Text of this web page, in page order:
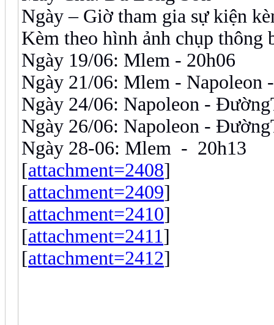
Ngày – Giờ tham gia sự kiện
Kèm theo hình ảnh chụp thông
Ngày 19/06: Mlem - 20h06
Ngày 21/06: Mlem - Napoleon
Ngày 24/06: Napoleon -
Ngày 26/06: Napoleon -
Ngày 28-06: Mlem - 20h13
[attachment=2408]
[attachment=2409]
[attachment=2410]
[attachment=2411]
[attachment=2412]